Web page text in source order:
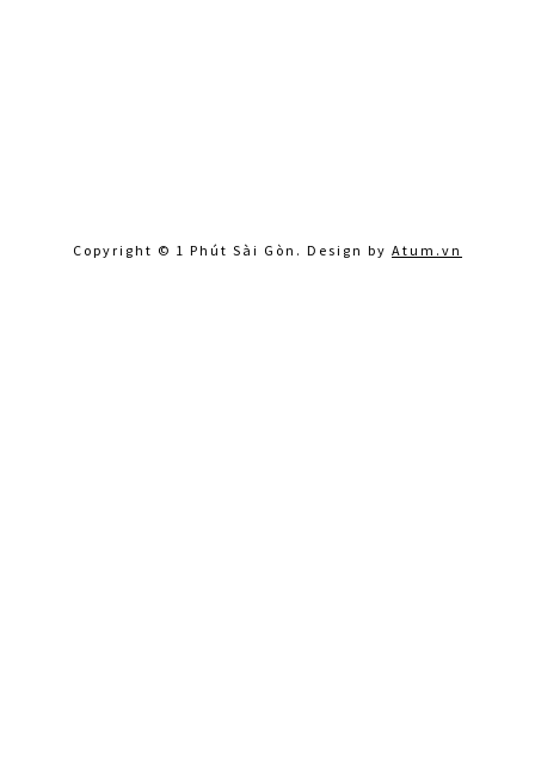
Copyright © 1 Phút Sài Gòn. Design by Atum.vn